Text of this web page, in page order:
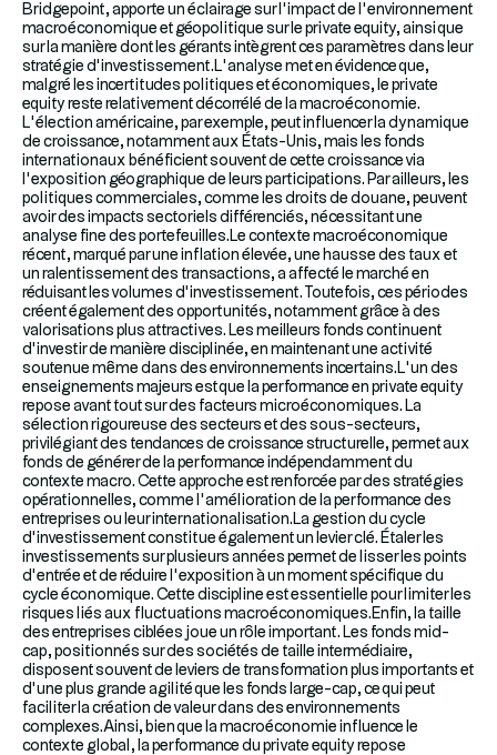
Bridgepoint, apporte un éclairage sur l’impact de l’environnement
macroéconomique et géopolitique sur le private equity, ainsi que
sur la manière dont les gérants intègrent ces paramètres dans leur
stratégie d’investissement.L’analyse met en évidence que,
malgré les incertitudes politiques et économiques, le private
equity reste relativement décorrélé de la macroéconomie.
L’élection américaine, par exemple, peut influencer la dynamique
de croissance, notamment aux États-Unis, mais les fonds
internationaux bénéficient souvent de cette croissance via
l’exposition géographique de leurs participations. Par ailleurs, les
politiques commerciales, comme les droits de douane, peuvent
avoir des impacts sectoriels différenciés, nécessitant une
analyse fine des portefeuilles.Le contexte macroéconomique
récent, marqué par une inflation élevée, une hausse des taux et
un ralentissement des transactions, a affecté le marché en
réduisant les volumes d’investissement. Toutefois, ces périodes
créent également des opportunités, notamment grâce à des
valorisations plus attractives. Les meilleurs fonds continuent
d’investir de manière disciplinée, en maintenant une activité
soutenue même dans des environnements incertains.L’un des
enseignements majeurs est que la performance en private equity
repose avant tout sur des facteurs microéconomiques. La
sélection rigoureuse des secteurs et des sous-secteurs,
privilégiant des tendances de croissance structurelle, permet aux
fonds de générer de la performance indépendamment du
contexte macro. Cette approche est renforcée par des stratégies
opérationnelles, comme l’amélioration de la performance des
entreprises ou leur internationalisation.La gestion du cycle
d’investissement constitue également un levier clé. Étaler les
investissements sur plusieurs années permet de lisser les points
d’entrée et de réduire l’exposition à un moment spécifique du
cycle économique. Cette discipline est essentielle pour limiter les
risques liés aux fluctuations macroéconomiques.Enfin, la taille
des entreprises ciblées joue un rôle important. Les fonds mid-
cap, positionnés sur des sociétés de taille intermédiaire,
disposent souvent de leviers de transformation plus importants et
d’une plus grande agilité que les fonds large-cap, ce qui peut
faciliter la création de valeur dans des environnements
complexes.Ainsi, bien que la macroéconomie influence le
contexte global, la performance du private equity repose